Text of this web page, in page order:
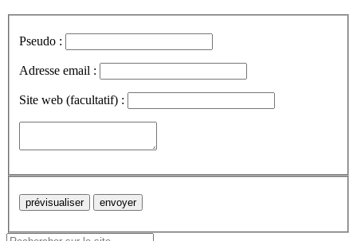
Pseudo :
Adresse email :
Site web (facultatif) :